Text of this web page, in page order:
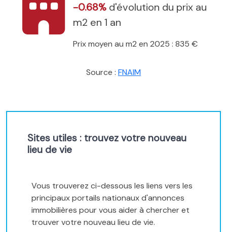
-0.68% d'évolution du prix au
m2 en 1 an
Prix moyen au m2 en 2025 : 835 €
Source : FNAIM
Sites utiles : trouvez votre nouveau
lieu de vie
Vous trouverez ci-dessous les liens vers les
principaux portails nationaux d'annonces
immobilières pour vous aider à chercher et
trouver votre nouveau lieu de vie.